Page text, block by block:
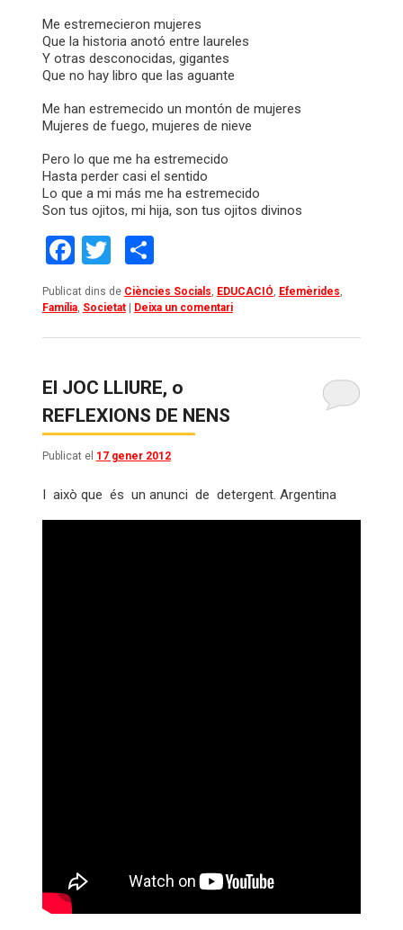
Me estremecieron mujeres
Que la historia anotó entre laureles
Y otras desconocidas, gigantes
Que no hay libro que las aguante
Me han estremecido un montón de mujeres
Mujeres de fuego, mujeres de nieve
Pero lo que me ha estremecido
Hasta perder casi el sentido
Lo que a mi más me ha estremecido
Son tus ojitos, mi hija, son tus ojitos divinos
Facebook
TwitterComparteix
Publicat dins de Ciències Socials EDUCACIÓ Efemèrides
Família, Societat | Deixa un comentari
El JOC LLIURE, o
REFLEXIONS DE NENS
Publicat el 17 gener 2012
I això que és un anunci de detergent. Argentina